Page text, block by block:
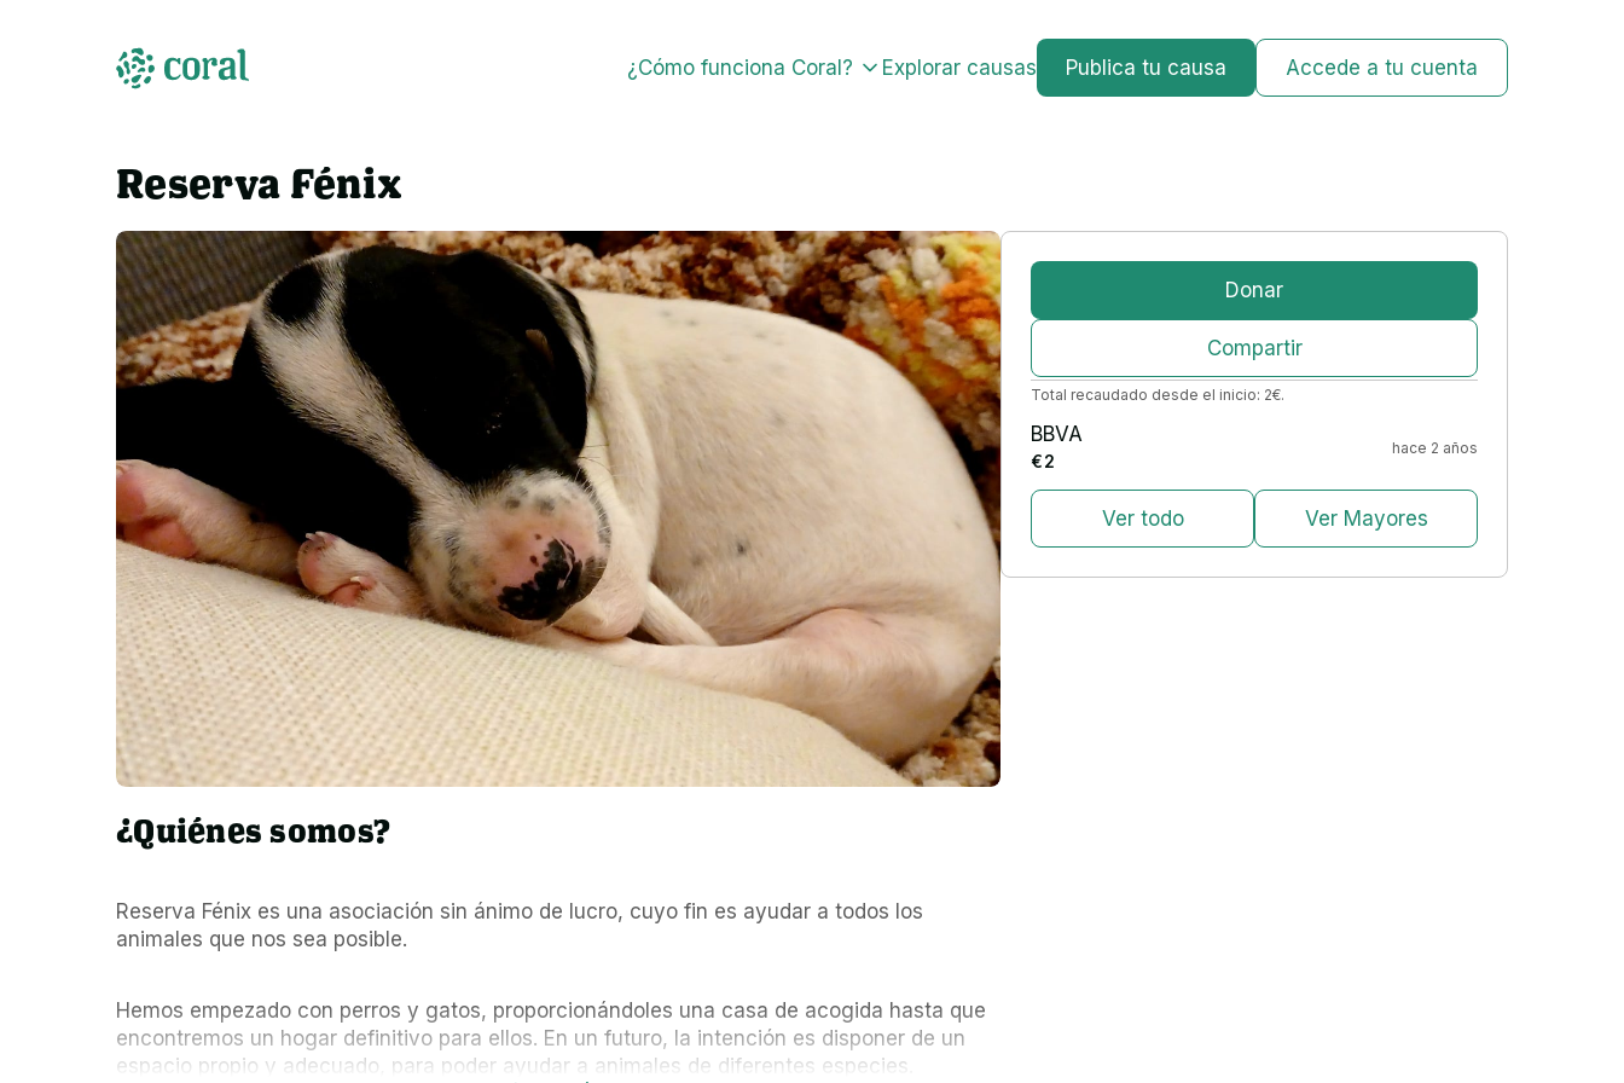
¿Cómo funciona Coral? Explorar causas Publica tu causa Accede a tu cuenta
Reserva Fénix
¿Quiénes somos?
Reserva Fénix es una asociación sin ánimo de lucro, cuyo fin es ayudar a todos los
animales que nos sea posible.
Hemos empezado con perros y gatos, proporcionándoles una casa de acogida hasta que
encontremos un hogar definitivo para ellos. En un futuro, la intención es disponer de un
espacio propio y adecuado, para poder ayudar a animales de diferentes especies.
Donar
Compartir
Total recaudado desde el inicio: 2€.
BBVA
€ 2
hace 2 años
Ver todo Ver Mayores